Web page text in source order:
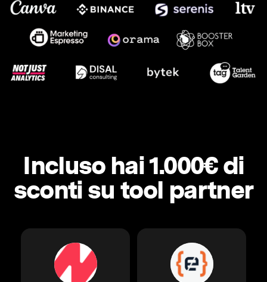
Incluso hai 1.000€ di
sconti su tool partner